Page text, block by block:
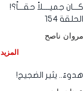
كـــان جميــــلاً حقـــاً؟!
الحلقة 154
مروان ناصح
المزيد
هدوءٌ.. يثير الضجيج!